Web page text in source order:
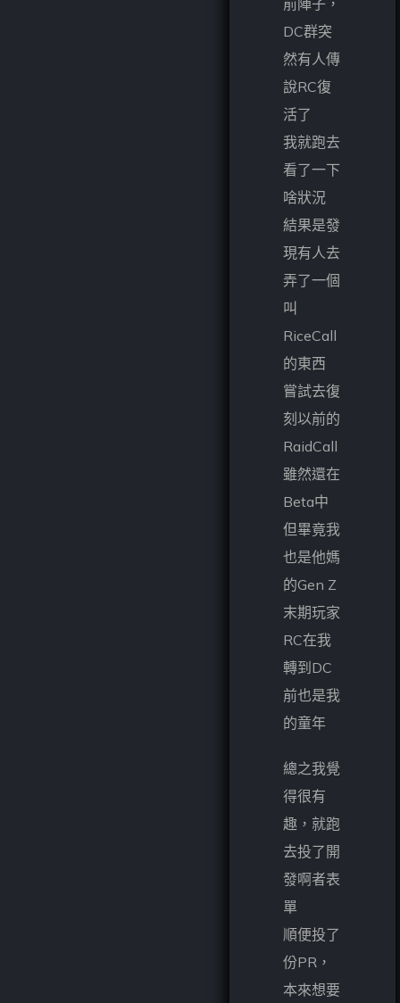
DC群突
然有人傳
說RC復
活了
我就跑去
看了一下
啥狀況
結果是發
現有人去
弄了一個
叫
RiceCall
的東西
嘗試去復
刻以前的
RaidCall
雖然還在
Beta中
但畢竟我
也是他媽
的Gen Z
末期玩家
RC在我
轉到DC
前也是我
的童年
總之我覺
得很有
趣，就跑
去投了開
發啊者表
單
順便投了
份PR，
本來想要